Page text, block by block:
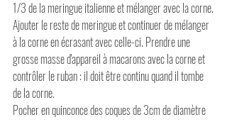
1/3 de la meringue italienne et mélanger avec la corne.
Ajouter le reste de meringue et continuer de mélanger
à la corne en écrasant avec celle-ci. Prendre une
grosse masse d'appareil à macarons avec la corne et
contrôler le ruban : il doit être continu quand il tombe
de la corne.
Pocher en quinconce des coques de 3cm de diamètre